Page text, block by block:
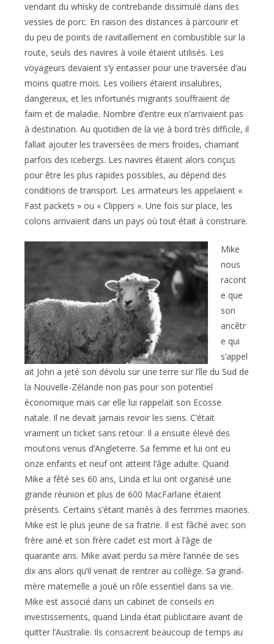
vendant du whisky de contrebande dissimulé dans des
vessies de porc. En raison des distances à parcourir et
du peu de points de ravitaillement en combustible sur la
route, seuls des navires à voile étaient utilisés. Les
voyageurs devaient s’y entasser pour une traversée d’au
moins quatre mois. Les voiliers étaient insalubres,
dangereux, et les infortunés migrants souffraient de
faim et de maladie. Nombre d’entre eux n’arrivaient pas
à destination. Au quotidien de la vie à bord très difficile, il
fallait ajouter les traversées de mers froides, charriant
parfois des icebergs. Les navires étaient alors conçus
pour être les plus rapides possibles, au dépend des
conditions de transport. Les armateurs les appelaient «
Fast packets » ou « Clippers ». Une fois sur place, les
colons arrivaient dans un pays où tout était à construire.
Mike
nous
racont
e que
son
ancêtr
e qui
s’appel
ait John a jeté son dévolu sur une terre sur l’île du Sud de
la Nouvelle-Zélande non pas pour son potentiel
économique mais car elle lui rappelait son Ecosse
natale. Il ne devait jamais revoir les siens. C’était
vraiment un ticket sans retour. Il a ensuite élevé des
moutons venus d’Angleterre. Sa femme et lui ont eu
onze enfants et neuf ont atteint l’âge adulte. Quand
Mike a fêté ses 60 ans, Linda et lui ont organisé une
grande réunion et plus de 600 MacFarlane étaient
présents. Certains s’étant mariés à des femmes maories.
Mike est le plus jeune de sa fratrie. Il est fâché avec son
frère ainé et son frère cadet est mort à l’âge de
quarante ans. Mike avait perdu sa mère l’année de ses
dix ans alors qu’il venait de rentrer au collège. Sa grand-
mère maternelle a joué un rôle essentiel dans sa vie.
Mike est associé dans un cabinet de conseils en
investissements, quand Linda était publicitaire avant de
quitter l’Australie. Ils consacrent beaucoup de temps au